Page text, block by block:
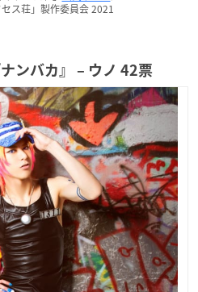
ス荘」製作委員会 2021
ンバカ』 – ウノ 42票